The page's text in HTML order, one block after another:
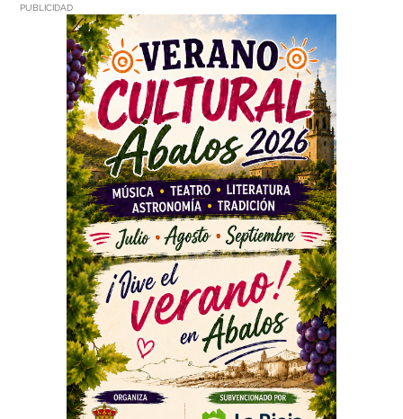
PUBLICIDAD